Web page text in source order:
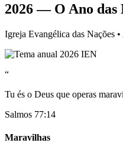
2026 — O Ano das
Igreja Evangélica das Nações
“
Tu és o Deus que operas
Salmos 77:14
Maravilhas